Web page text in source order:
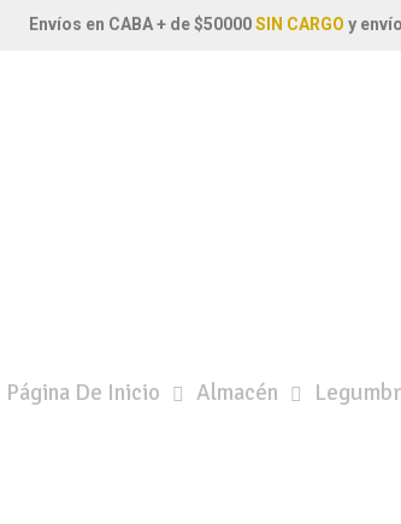
Envíos en CABA + de $50000SIN CARGO y
Página De Inicio Almacén